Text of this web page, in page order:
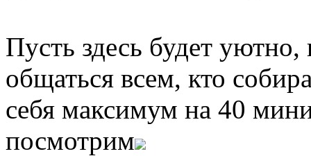
Пусть здесь будет
общаться всем, кто
себя максимум на 40
посмотрим